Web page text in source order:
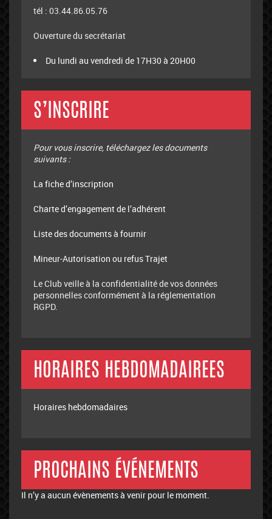
tél : 03.44.86.05.76
Ouverture du secrétariat
Du lundi au vendredi de 17H30 à 20H00
S’INSCRIRE
Pour vous inscrire, téléchargez les documents
suivants :
La fiche d’inscription
Charte d’engagement de l’adhérent
Liste des documents à fournir
Mineur-Autorisation ou refus Trajet
Le Club veille à la confidentialité de vos données
personnelles conformément à la réglementation
RGPD.
HORAIRES HEBDOMADAIREES
Horaires hebdomadaires
PROCHAINS ÉVÉNEMENTS
Il n’y a aucun évènements à venir pour le moment.